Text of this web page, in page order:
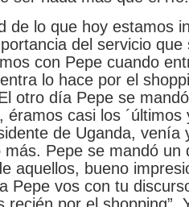
de lo que hoy estamos
del servicio que
con Pepe cuando
lo hace por el
otro día Pepe se
éramos casi los ´últimos
de Uganda, venía
Pepe se mandó un
aquellos, bueno
Pepe vos con tu